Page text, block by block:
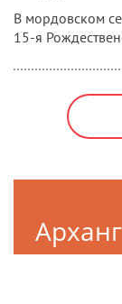
В мордовском
15-я